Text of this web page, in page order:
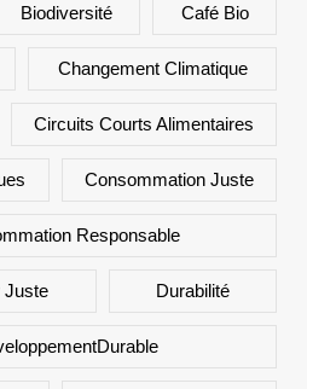
Biodiversité Café Bio
Changement Climatique
Circuits Courts Alimentaires
Consommation Juste
Responsable
Juste Durabilité